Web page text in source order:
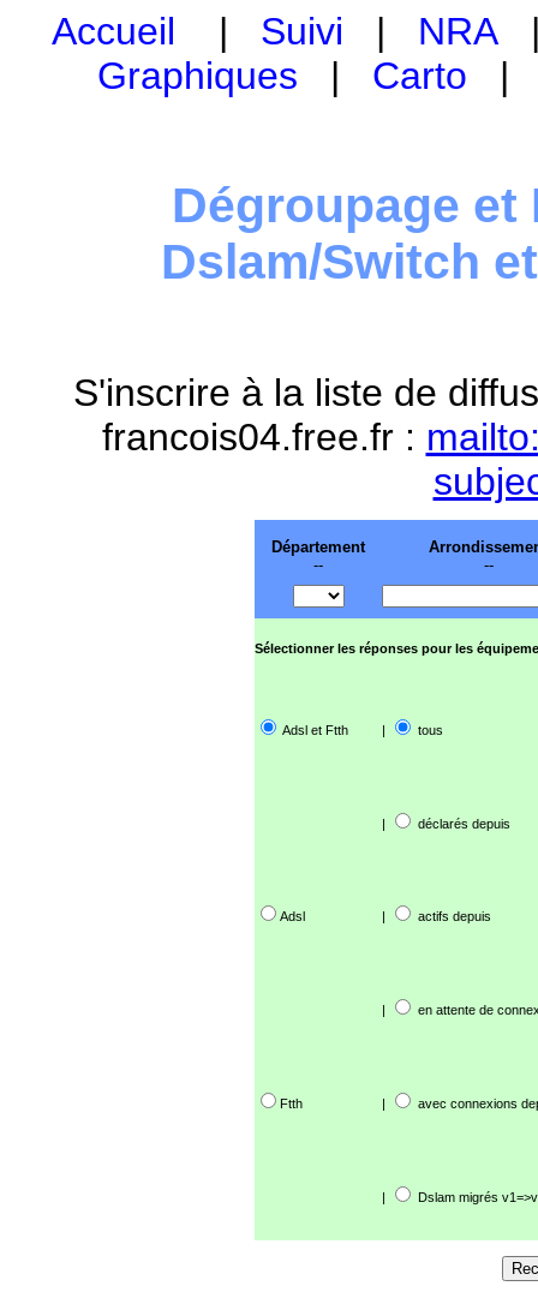
Accueil | Suivi | NRA
Graphiques | Carto
Dégroupage et
Dslam/Switch
S'inscrire à la liste de
francois04.free.fr :
Département
--
--
Sélectionner les réponses pour les
Adsl et Ftth | tous
| déclarés depuis
Adsl | actifs depuis
| en attente de
Ftth | avec connexions
| Dslam migrés